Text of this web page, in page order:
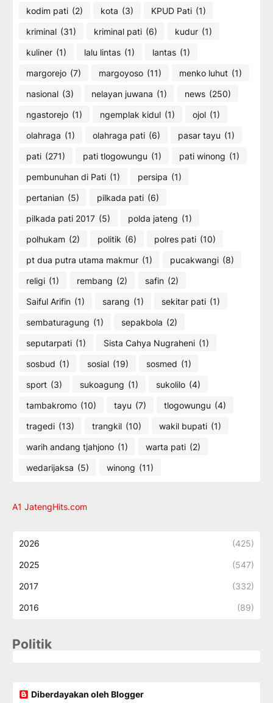
kodim pati (2) kota (3) KPUD Pati (1)
kriminal (31) kriminal pati (6) kudur (1)
kuliner (1) lalu lintas (1) lantas (1)
margorejo (7) margoyoso (11) menko luhut (1)
nasional (3) nelayan juwana (1) news (250)
ngastorejo (1) ngemplak kidul (1) ojol (1)
olahraga (1) olahraga pati (6) pasar tayu (1)
pati (271) pati tlogowungu (1) pati winong (1)
pembunuhan di Pati (1) persipa (1)
pertanian (5) pilkada pati (6)
pilkada pati 2017 (5) polda jateng (1)
polhukam (2) politik (6) polres pati (10)
pt dua putra utama makmur (1) pucakwangi (8)
religi (1) rembang (2) safin (2)
Saiful Arifin (1) sarang (1) sekitar pati (1)
sembaturagung (1) sepakbola (2)
seputarpati (1) Sista Cahya Nugraheni (1)
sosbud (1) sosial (19) sosmed (1)
sport (3) sukoagung (1) sukolilo (4)
tambakromo (10) tayu (7) tlogowungu (4)
tragedi (13) trangkil (10) wakil bupati (1)
warih andang tjahjono (1) warta pati (2)
wedarijaksa (5) winong (11)
A1 JatengHits.com
2026 (425)
2025 (547)
2017 (332)
2016 (89)
Politik
Diberdayakan oleh Blogger